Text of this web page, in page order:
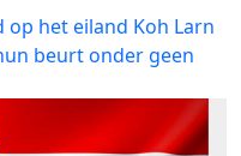
op het eiland Koh Larn
beurt onder geen